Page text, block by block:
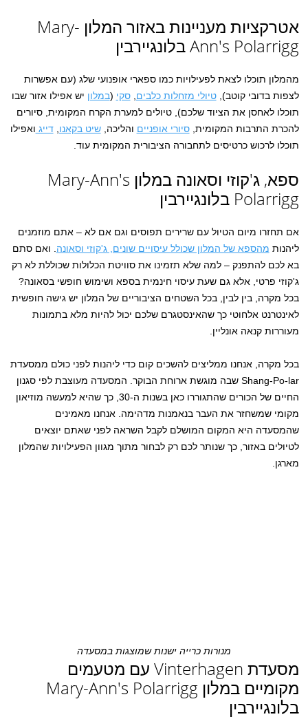
אטרקציות מעניינות באזור המלון Mary-
Ann's Polarrigg בלונגיירבין
מהמלון תוכלו לצאת לפעילויות כמו ספארי אופנועי שלג (עם אפשרות
לצפות בדובי קוטב),טיולי מזחלות כלבים ,סקי (במלון יש אפילו אזור שבו
תוכלו לאחסן את הציוד שלכם), טיולים למערת הקרח המקומית, סיורים
להכרת התרבות המקומית,סיורי אופניים והליכה,שיט בקאנו ,דייג ואפילו
תוכלו לרכוש כרטיסים לתחבורה הציבורית המקומית עוד.
ספא, ג'קוזי וסאונה במלון Mary-Ann's
Polarrigg בלונגיירבין
אם תחזרו מיום הטיול עם שרירים תפוסים וגם אם לא – אתם מוזמנים
ליהנות מהספא של המלון שכולל עיסויים שונים, ג'קוזי וסאונה . ואם סתם
בא לכם להתפנק – למה שלא תזמינו את סוויטת הכלולות שכוללת לא רק
ג'קוזי פרטי, אלא גם שעת עיסוי חינמית בספא ושימוש חופשי בסאונה?
בכל מקרה, בין לבין, בכל השטחים הציבוריים של המלון יש גישה חופשית
לאינטרנט אלחוטי כך שהאינסטגרם שלכם יכול להיות מלא בתמונות
מעוררות קנאה אונליין.
בכל מקרה, אנחנו ממליצים להשכים קום כדי ליהנות לפני כולם ממסעדת
Shang-Po-lar שבה מוגשת ארוחת הבוקר. המסעדה מעוצבת לפי סגנון
החיים של הכורים שהתגוררו כאן בשנות ה-30, כך שהיא למעשה מוזיאון
מקומי שמשחזר את העבר בנאמנות מדהימה. אנחנו מאמינים
שהמסעדה היא המקום המושלם לקבל השראה לפני שאתם יוצאים
לטיולים באזור, כך שנותר לכם רק לבחור מתוך מגוון הפעילויות שהמלון
מארגן.
מנורות כרייה ישנות שמוצגות במסעדה
מסעדת Vinterhagen עם מטעמים
מקומיים במלון Mary-Ann's Polarrigg
בלונגיירבין